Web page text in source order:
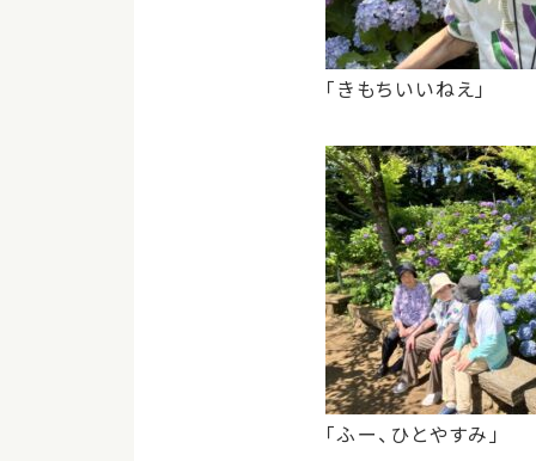
「きもちいいねえ」
「ふー、ひとやすみ」